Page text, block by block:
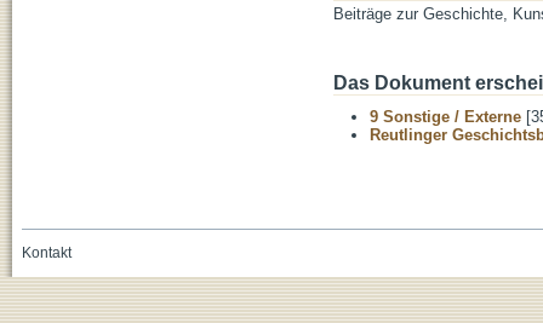
Beiträge zur Geschichte,
Das Dokument
9 Sonstige / Externe
Reutlinger
Kontakt